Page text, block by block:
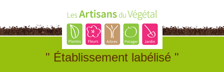
" Établissement labélisé "